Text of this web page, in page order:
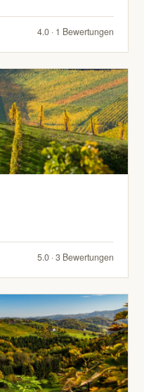
4.0 · 1 Bewertungen
5.0 · 3 Bewertungen